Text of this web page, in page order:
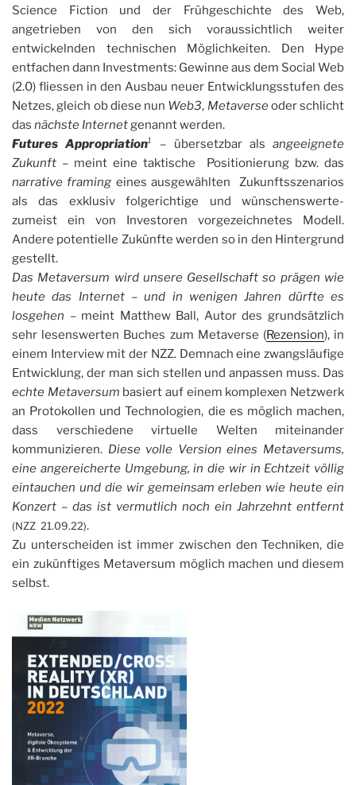
Science Fiction und der Frühgeschichte des Web,
angetrieben von den sich voraussichtlich weiter
entwickelnden technischen Möglichkeiten. Den Hype
entfachen dann Investments: Gewinne aus dem Social Web
(2.0) fliessen in den Ausbau neuer Entwicklungsstufen des
Netzes, gleich ob diese nun Web3, Metaverseoder schlicht
das nächste Internetgenannt werden.
Futures Appropriation¹ – übersetzbar alsangeeignete
Zukunft – meint eine taktische Positionierung bzw. das
narrative framing eines ausgewählten Zukunftsszenarios
als das exklusiv folgerichtige und wünschenswerte-
zumeist ein von Investoren vorgezeichnetes Modell.
Andere potentielle Zukünfte werden so in den Hintergrund
gestellt.
Das Metaversum wird unsere Gesellschaft so prägen wie
heute das Internet – und in wenigen Jahren dürfte es
losgehen – meint Matthew Ball, Autor des grundsätzlich
sehr lesenswerten Buches zum Metaverse (Rezension), in
einem Interview mit der NZZ. Demnach eine zwangsläufige
Entwicklung, der man sich stellen und anpassen muss. Das
echte Metaversum basiert auf einem komplexen Netzwerk
an Protokollen und Technologien, die es möglich machen,
dass verschiedene virtuelle Welten miteinander
kommunizieren. Diese volle Version eines Metaversums,
eine angereicherte Umgebung, in die wir in Echtzeit völlig
eintauchen und die wir gemeinsam erleben wie heute ein
Konzert – das ist vermutlich noch ein Jahrzehnt entfernt
(NZZ 21.09.22).
Zu unterscheiden ist immer zwischen den Techniken, die
ein zukünftiges Metaversum möglich machen und diesem
selbst.